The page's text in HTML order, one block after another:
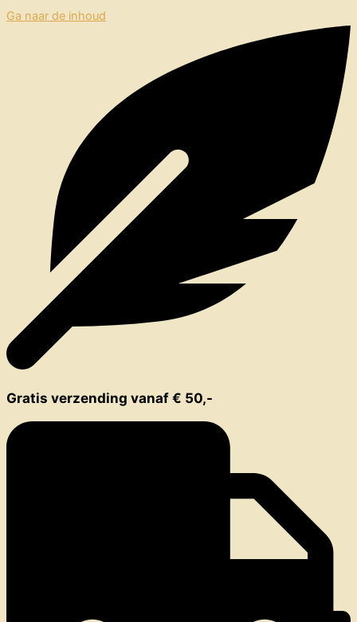
Ga naar de inhoud
Gratis verzending vanaf € 50,-